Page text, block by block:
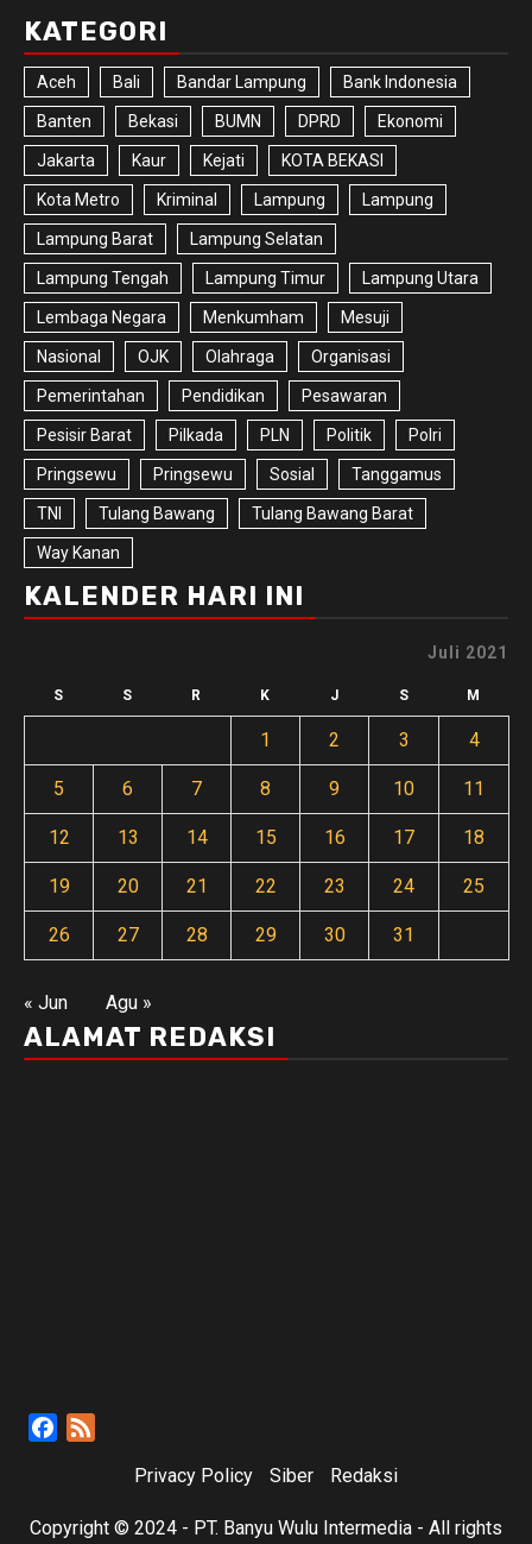
KATEGORI
Aceh Bali Bandar Lampung Bank Indonesia
Banten Bekasi BUMN DPRD Ekonomi
Jakarta Kaur Kejati KOTA BEKASI
Kota Metro Kriminal Lampung Lampung
Lampung Barat Lampung Selatan
Lampung Tengah Lampung Timur Lampung Utara
Lembaga Negara Menkumham Mesuji
Nasional OJK Olahraga Organisasi
Pemerintahan Pendidikan Pesawaran
Pesisir Barat Pilkada PLN Politik Polri
Pringsewu Pringsewu Sosial Tanggamus
TNI Tulang Bawang Tulang Bawang Barat
Way Kanan
KALENDER HARI INI
Juli 2021
S S R K J S M
1 2 3 4
5 6 7 8 9 10 11
12 13 14 15 16 17 18
19 20 21 22 23 24 25
26 27 28 29 30 31
« Jun Agu »
ALAMAT REDAKSI
Facebook
Privacy Policy Siber Redaksi
Copyright © 2024 - PT. Banyu Wulu Intermedia - All rights